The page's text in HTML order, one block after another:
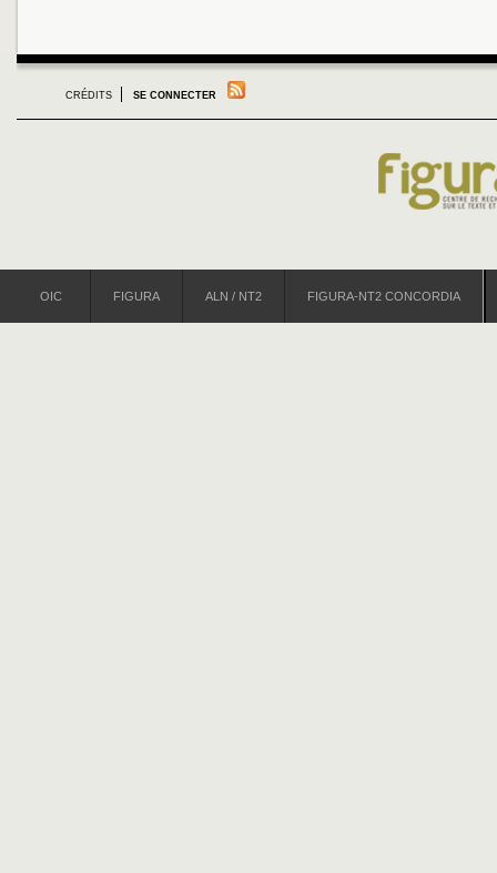
CRÉDITS SE CONNECTER
OIC FIGURA ALN / NT2 FIGURA-NT2 CONCORDIA